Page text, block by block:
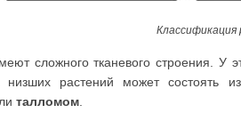
Классификация
сложного тканевого строения. У
низших растений может состоять
талломом